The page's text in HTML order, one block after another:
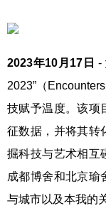
2023年10 月 17 日 -
2023”（
技赋予温度。该项
征数据，并将其转
掘科技与艺术相互
成都博舍和北京瑜
与城市以及本我的